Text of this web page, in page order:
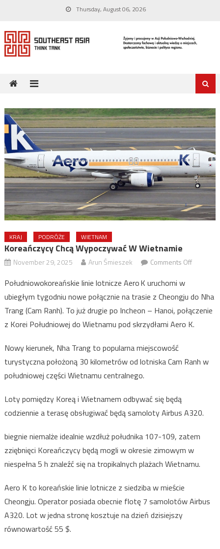
content
Thursday, August 06, 2026
KRAJ PODRÓŻE WIETNAM
Koreańczycy Chcą Wypoczywać W Wietnamie
November 29, 2025 Arun Śmieszek Comments Offon
w
Południowokoreańskie linie lotnicze Aero K uruchomi w
ubiegłym tygodniu nowe połącznie na trasie z Cheongju do Nha
Trang (Cam Ranh). To już drugie po Incheon – Hanoi, połączenie
z Korei Południowej do Wietnamu pod skrzydłami Aero K.
Nowy kierunek, Nha Trang to popularna miejscowość
turystyczna położoną 30 kilometrów od lotniska Cam Ranh w
południowej części Wietnamu centralnego.
Loty pomiędzy Koreą i Wietnamem odbywać się będą
codziennie a terasę obsługiwać będą samoloty Airbus A320.
biegnie niemalże idealnie wzdłuż południka 107-109, zatem
zziębnięci Koreańczycy będą mogli w okresie zimowym w
niespełna 5 h znaleźć się na tropikalnych plażach Wietnamu.
Aero K to koreańskie linie lotnicze z siedziba w mieście
Cheongju. Operator posiada obecnie flotę 7 samolotów Airbus
A320. Lot w jedna stronę kosztuje na dzień dzisiejszy
równowartość 55 $.